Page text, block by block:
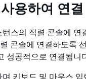
용하여 연결
스의 직렬 콘솔에 연
콘솔에 연결하도록
성공적으로 연결됩니
키보드 및 마우스